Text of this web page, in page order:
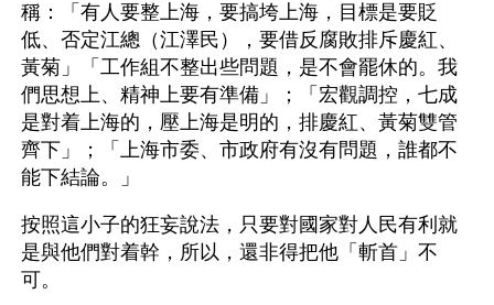
稱：「有人要整上海，要搞垮上海，目標是要貶
低、否定江總（江澤民），要借反腐敗排斥慶紅、
黃菊」「工作組不整出些問題，是不會罷休的。我
們思想上、精神上要有準備」；「宏觀調控，七成
是對着上海的，壓上海是明的，排慶紅、黃菊雙管
齊下」；「上海市委、市政府有沒有問題，誰都不
能下結論。」
按照這小子的狂妄說法，只要對國家對人民有利就
是與他們對着幹，所以，還非得把他「斬首」不
可。